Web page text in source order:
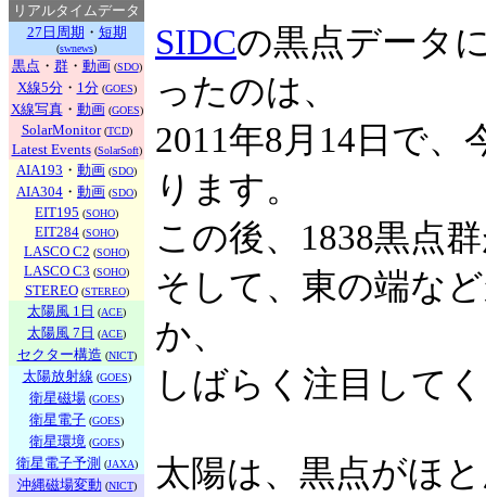
リアルタイムデータ
27日周期 ・ 短期
(swnews)
黒点 ・ 群・ 動画 (SDO)
X線5分・ 1分(GOES)
X線写真・ 動画 (GOES)
SolarMonitor(TCD)
Latest Events(SolarSoft)
AIA193 ・ 動画 (SDO)
AIA304 ・ 動画 (SDO)
EIT195 (SOHO)
EIT284 (SOHO)
LASCO C2 (SOHO)
LASCO C3 (SOHO)
STEREO(STEREO)
太陽風 1日 (ACE)
太陽風 7日 (ACE)
セクター構造 (NICT)
太陽放射線 (GOES)
衛星磁場 (GOES)
衛星電子 (GOES)
衛星環境 (GOES)
衛星電子予測 (JAXA)
沖縄磁場変動 (NICT)
SIDCの黒点データ
ったのは、
2011年8月14日で
ります。
この後、1838黒点
そして、東の端な
か、
しばらく注目して
太陽は、黒点がほ